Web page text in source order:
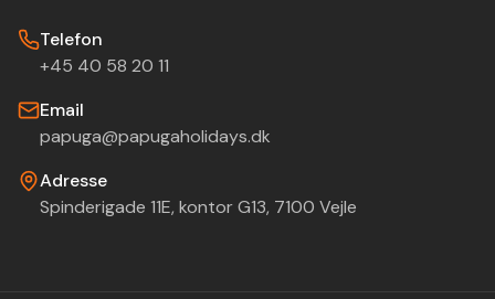
Telefon
+45 40 58 20 11
Email
papuga@papugaholidays.dk
Adresse
Spinderigade 11E, kontor G13, 7100 Vejle